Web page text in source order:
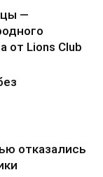
—
от Lions Club
отказались